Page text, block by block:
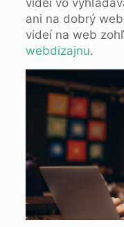
videí vo
ani na dobrý
videí na web
webdizajnu.